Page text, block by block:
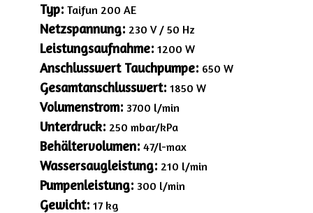
Typ: Taifun 200 AE
Netzspannung: 230 V / 50 Hz
Leistungsaufnahme: 1200 W
Anschlusswert Tauchpumpe: 650 W
Gesamtanschlusswert: 1850 W
Volumenstrom: 3700 l/min
Unterdruck: 250 mbar/kPa
Behältervolumen: 47/l-max
Wassersaugleistung: 210 l/min
Pumpenleistung: 300 l/min
Gewicht: 17 kg